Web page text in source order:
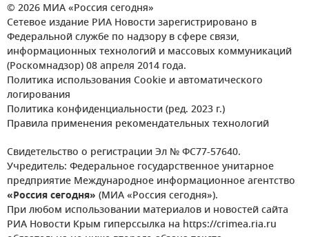
© 2026 МИА «Россия сегодня»
Сетевое издание РИА Новости зарегистрировано в
Федеральной службе по надзору в сфере связи,
информационных технологий и массовых коммуникаций
(Роскомнадзор) 08 апреля 2014 года.
Политика использования Cookie и автоматического
логирования
Политика конфиденциальности (ред. 2023 г.)
Правила применения рекомендательных технологий
Свидетельство о регистрации Эл № ФС77-57640.
Учредитель: Федеральное государственное унитарное
предприятие Международное информационное агентство
«Россия сегодня» (МИА «Россия сегодня»).
При любом использовании материалов и новостей сайта
РИА Новости Крым гиперссылка на https://crimea.ria.ru